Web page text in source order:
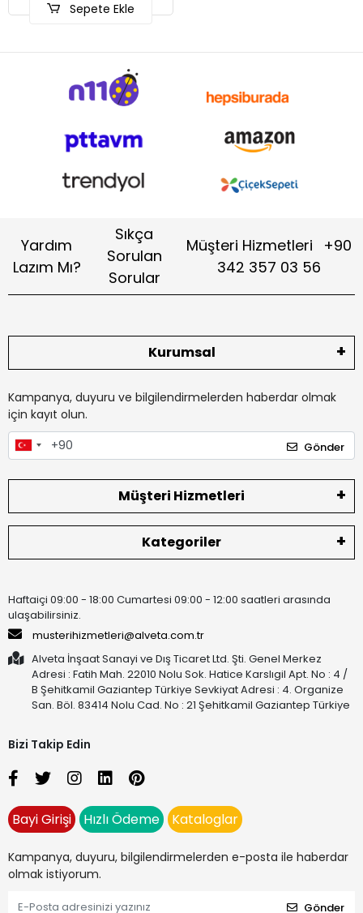
Sepete Ekle
Yardım
Lazım Mı?
Sıkça
Sorulan
Sorular
Müşteri Hizmetleri
+90
342 357 03 56
Kurumsal
Kampanya, duyuru ve bilgilendirmelerden haberdar olmak
için kayıt olun.
Gönder
Müşteri Hizmetleri
Kategoriler
Haftaiçi 09:00 - 18:00 Cumartesi 09:00 - 12:00 saatleri arasında
ulaşabilirsiniz.
musterihizmetleri@alveta.com.tr
Alveta İnşaat Sanayi ve Dış Ticaret Ltd. Şti. Genel Merkez
Adresi : Fatih Mah. 22010 Nolu Sok. Hatice Karslıgil Apt. No : 4 /
B Şehitkamil Gaziantep Türkiye Sevkiyat Adresi : 4. Organize
San. Böl. 83414 Nolu Cad. No : 21 Şehitkamil Gaziantep Türkiye
Bizi Takip Edin
Bayi Girişi Hızlı Ödeme Kataloglar
Kampanya, duyuru, bilgilendirmelerden e-posta ile haberdar
olmak istiyorum.
Gönder